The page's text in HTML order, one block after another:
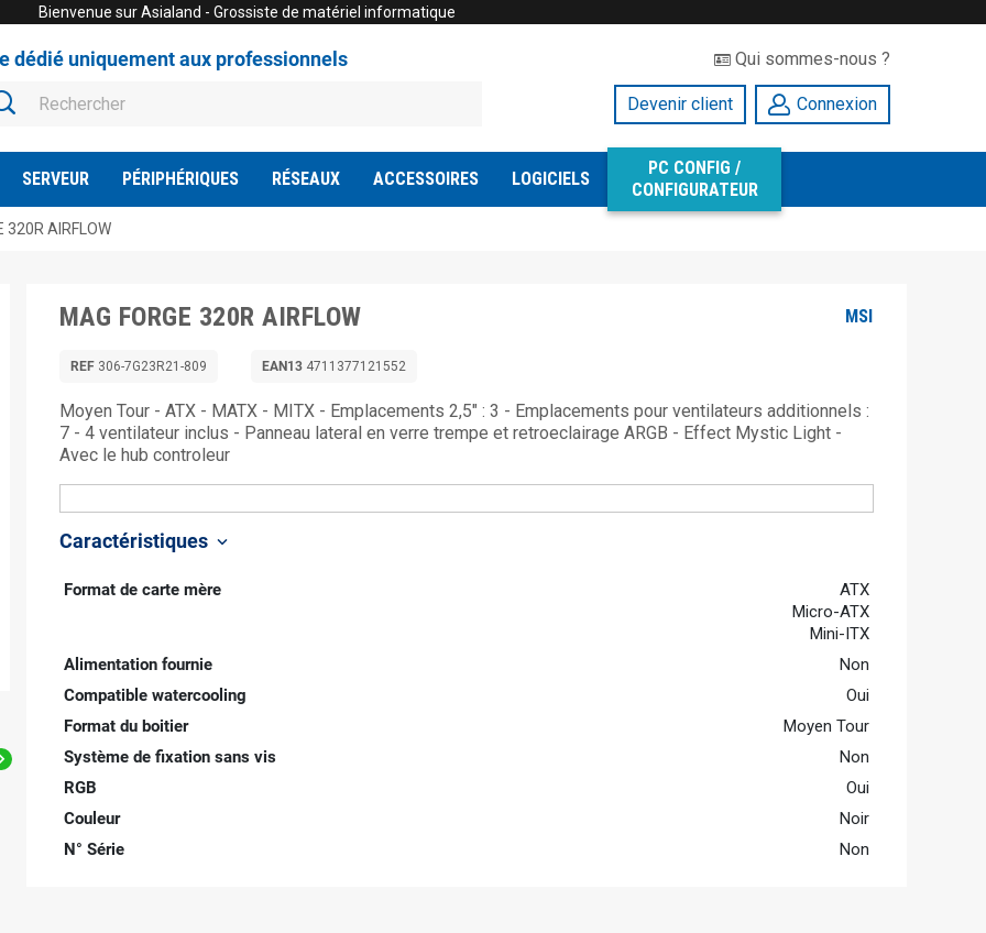
Bienvenue sur Asialand - Grossiste de matériel informatique
dédié uniquement aux professionnels Qui sommes-nous ?
Devenir client Connexion
SERVEUR PÉRIPHÉRIQUES RÉSEAUX ACCESSOIRES LOGICIELS
PC CONFIG /
CONFIGURATEUR
320R AIRFLOW
MAG FORGE 320R AIRFLOW MSI
REF306-7G23R21-809 EAN13 4711377121552
Moyen Tour - ATX - MATX - MITX - Emplacements 2,5" : 3 - Emplacements pour ventilateurs additionnels :
7 - 4 ventilateur inclus - Panneau lateral en verre trempe et retroeclairage ARGB - Effect Mystic Light -
Avec le hub controleur
Caractéristiques keyboard_arrow_down
Format de carte mère
ATX
Micro-ATX
Mini-ITX
Alimentation fournie
Non
Compatible watercooling
Oui
Format du boitier
Moyen Tour
Système de fixation sans vis
Non
RGB
Oui
Couleur
Noir
N° Série
Non